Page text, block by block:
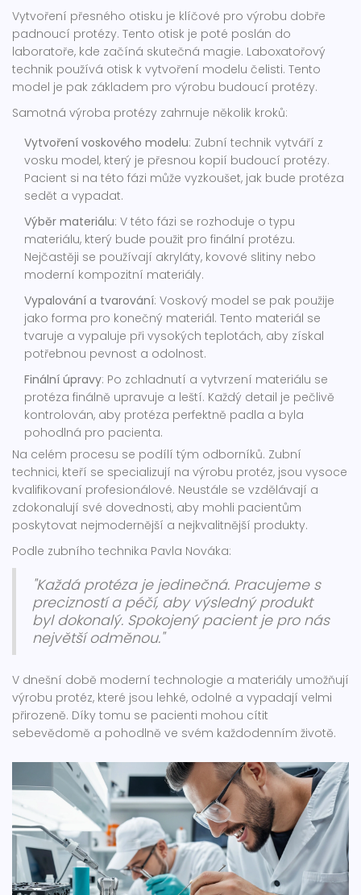
Vytvoření přesného otisku je klíčové pro výrobu dobře
padnoucí protézy. Tento otisk je poté poslán do
laboratoře, kde začíná skutečná magie. Laboxatořový
technik používá otisk k vytvoření modelu čelisti. Tento
model je pak základem pro výrobu budoucí protézy.
Samotná výroba protézy zahrnuje několik kroků:
Vytvoření voskového modelu: Zubní technik vytváří z
vosku model, který je přesnou kopií budoucí protézy.
Pacient si na této fázi může vyzkoušet, jak bude protéza
sedět a vypadat.
Výběr materiálu: V této fázi se rozhoduje o typu
materiálu, který bude použit pro finální protézu.
Nejčastěji se používají akryláty, kovové slitiny nebo
moderní kompozitní materiály.
Vypalování a tvarování: Voskový model se pak použije
jako forma pro konečný materiál. Tento materiál se
tvaruje a vypaluje při vysokých teplotách, aby získal
potřebnou pevnost a odolnost.
Finální úpravy: Po zchladnutí a vytvrzení materiálu se
protéza finálně upravuje a leští. Každý detail je pečlivě
kontrolován, aby protéza perfektně padla a byla
pohodlná pro pacienta.
Na celém procesu se podílí tým odborníků. Zubní
technici, kteří se specializují na výrobu protéz, jsou vysoce
kvalifikovaní profesionálové. Neustále se vzdělávají a
zdokonalují své dovednosti, aby mohli pacientům
poskytovat nejmodernější a nejkvalitnější produkty.
Podle zubního technika Pavla Nováka:
"Každá protéza je jedinečná. Pracujeme s
precizností a péčí, aby výsledný produkt
byl dokonalý. Spokojený pacient je pro nás
největší odměnou."
V dnešní době moderní technologie a materiály umožňují
výrobu protéz, které jsou lehké, odolné a vypadají velmi
přirozeně. Díky tomu se pacienti mohou cítit
sebevědomě a pohodlně ve svém každodenním životě.